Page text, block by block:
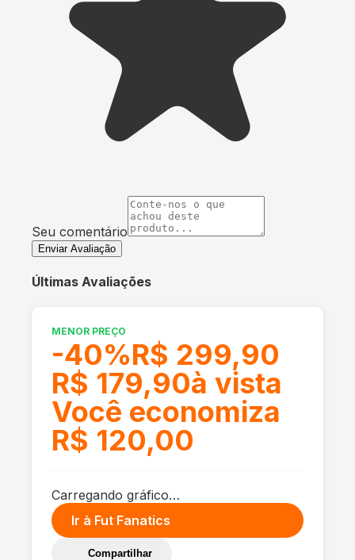
Seu comentário
Enviar Avaliação
Últimas Avaliações
MENOR PREÇO
-40%R$ 299,90
R$ 179,90à vista
Você economiza
R$ 120,00
Carregando gráfico…
Ir à Fut Fanatics
Compartilhar